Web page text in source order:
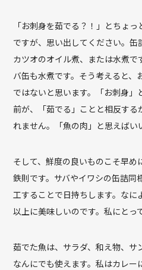
「お刺身を茹でる？！」とちょっ
ですが、思い出してください。
カツオのオイル煮、または水煮
バ缶も水煮です。そう考えると、
ではないと思います。「お刺身」
前が、「茹でる」ことと相反する
れません。「魚の肉」と思えばい
そして、鮮度の良いものこそ早め
鉄則です。サバやイワシの缶詰同
工することで日持ちします。なに
以上に美味しいのです。私にとっ
茹でた魚は、サラダ、和え物、サ
なんにでも使えます。私はカレー